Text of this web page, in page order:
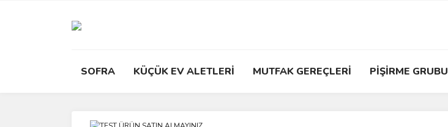
SOFRA KÜÇÜK EV ALETLERİ MUTFAK GEREÇLERİ PİŞİRME GRUBU